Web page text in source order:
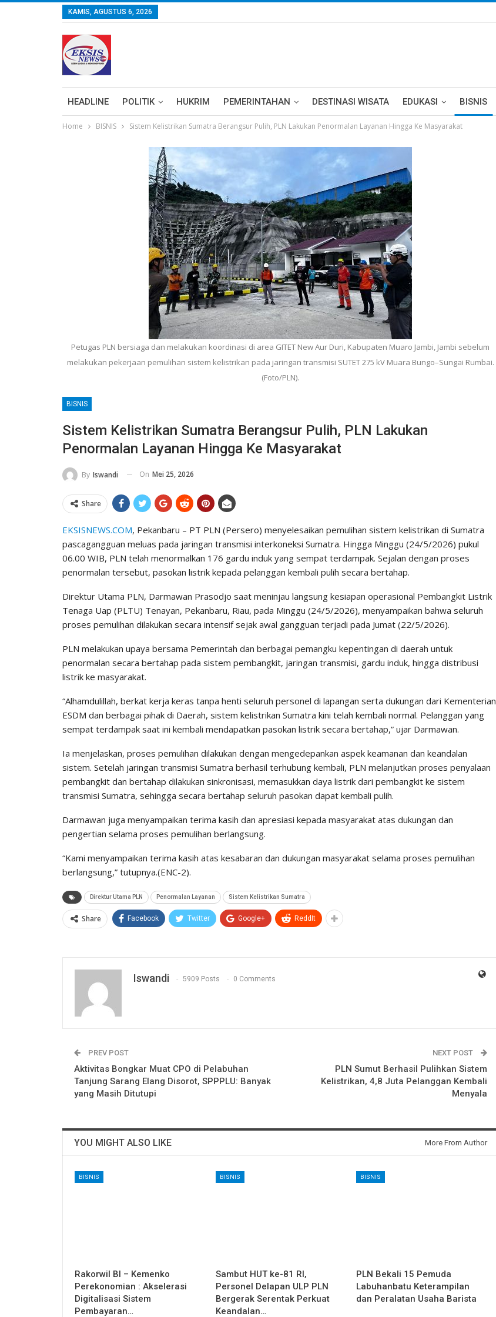
KAMIS, AGUSTUS 6, 2026
HEADLINE POLITIK HUKRIM PEMERINTAHAN DESTINASI WISATA EDUKASI BISNIS
Home BISNIS Sistem Kelistrikan Sumatra Berangsur Pulih, PLN Lakukan Penormalan Layanan Hingga Ke Masyarakat
Petugas PLN bersiaga dan melakukan koordinasi di area GITET New Aur Duri, Kabupaten Muaro Jambi, Jambi sebelum
melakukan pekerjaan pemulihan sistem kelistrikan pada jaringan transmisi SUTET 275 kV Muara Bungo–Sungai Rumbai.
(Foto/PLN).
BISNIS
Sistem Kelistrikan Sumatra Berangsur Pulih, PLN Lakukan
Penormalan Layanan Hingga Ke Masyarakat
By Iswandi On Mei 25, 2026
Share
EKSISNEWS.COM, Pekanbaru – PT PLN (Persero) menyelesaikan pemulihan sistem kelistrikan di Sumatra
pascagangguan meluas pada jaringan transmisi interkoneksi Sumatra. Hingga Minggu (24/5/2026) pukul
06.00 WIB, PLN telah menormalkan 176 gardu induk yang sempat terdampak. Sejalan dengan proses
penormalan tersebut, pasokan listrik kepada pelanggan kembali pulih secara bertahap.
Direktur Utama PLN, Darmawan Prasodjo saat meninjau langsung kesiapan operasional Pembangkit Listrik
Tenaga Uap (PLTU) Tenayan, Pekanbaru, Riau, pada Minggu (24/5/2026), menyampaikan bahwa seluruh
proses pemulihan dilakukan secara intensif sejak awal gangguan terjadi pada Jumat (22/5/2026).
PLN melakukan upaya bersama Pemerintah dan berbagai pemangku kepentingan di daerah untuk
penormalan secara bertahap pada sistem pembangkit, jaringan transmisi, gardu induk, hingga distribusi
listrik ke masyarakat.
“Alhamdulillah, berkat kerja keras tanpa henti seluruh personel di lapangan serta dukungan dari Kementerian
ESDM dan berbagai pihak di Daerah, sistem kelistrikan Sumatra kini telah kembali normal. Pelanggan yang
sempat terdampak saat ini kembali mendapatkan pasokan listrik secara bertahap,” ujar Darmawan.
Ia menjelaskan, proses pemulihan dilakukan dengan mengedepankan aspek keamanan dan keandalan
sistem. Setelah jaringan transmisi Sumatra berhasil terhubung kembali, PLN melanjutkan proses penyalaan
pembangkit dan bertahap dilakukan sinkronisasi, memasukkan daya listrik dari pembangkit ke sistem
transmisi Sumatra, sehingga secara bertahap seluruh pasokan dapat kembali pulih.
Darmawan juga menyampaikan terima kasih dan apresiasi kepada masyarakat atas dukungan dan
pengertian selama proses pemulihan berlangsung.
“Kami menyampaikan terima kasih atas kesabaran dan dukungan masyarakat selama proses pemulihan
berlangsung,” tutupnya.(ENC-2).
Direktur Utama PLN Penormalan Layanan Sistem Kelistrikan Sumatra
Share Facebook Twitter Google+ ReddIt
Iswandi 5909 Posts 0 Comments
PREV POST
Aktivitas Bongkar Muat CPO di Pelabuhan
Tanjung Sarang Elang Disorot, SPPPLU: Banyak
yang Masih Ditutupi
NEXT POST
PLN Sumut Berhasil Pulihkan Sistem
Kelistrikan, 4,8 Juta Pelanggan Kembali
Menyala
YOU MIGHT ALSO LIKE More From Author
BISNIS
Rakorwil BI – Kemenko
Perekonomian : Akselerasi
Digitalisasi Sistem
Pembayaran…
BISNIS
Sambut HUT ke-81 RI,
Personel Delapan ULP PLN
Bergerak Serentak Perkuat
Keandalan…
BISNIS
PLN Bekali 15 Pemuda
Labuhanbatu Keterampilan
dan Peralatan Usaha Barista